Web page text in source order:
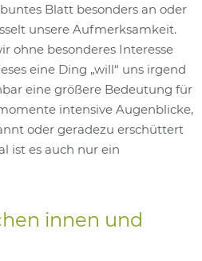
Blatt besonders an oder
unsere Aufmerksamkeit.
ohne besonderes Interesse
eine Ding „will“ uns irgend
eine größere Bedeutung für
intensive Augenblicke,
oder geradezu erschüttert
ist es auch nur ein
innen und